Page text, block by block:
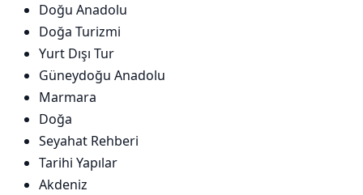
Doğu Anadolu
Doğa Turizmi
Yurt Dışı Tur
Güneydoğu Anadolu
Marmara
Doğa
Seyahat Rehberi
Tarihi Yapılar
Akdeniz